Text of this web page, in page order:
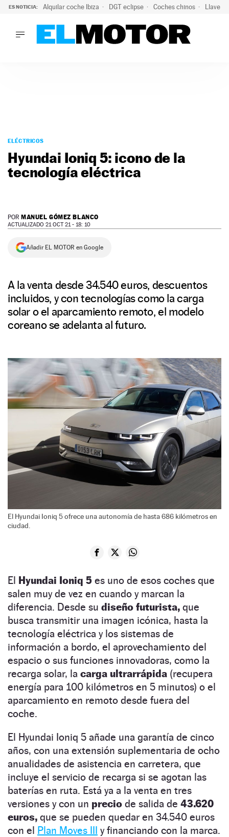
ES NOTICIA: Alquilar coche Ibiza DGT eclipse Coches chinos Llaves
PODCAST
MOTOS
TECNOLOGÍA
SERVICIOS
NEWSLETTER
ELÉCTRICOS
Hyundai Ioniq 5: icono de la
tecnología eléctrica
POR MANUEL GÓMEZ BLANCO
ACTUALIZADO 21 OCT 21 - 18: 10
Añadir EL MOTOR en Google
A la venta desde 34.540 euros, descuentos
incluidos, y con tecnologías como la carga
solar o el aparcamiento remoto, el modelo
coreano se adelanta al futuro.
El Hyundai Ioniq 5 ofrece una autonomía de hasta 686 kilómetros en
ciudad.
El Hyundai Ioniq 5 es uno de esos coches que
salen muy de vez en cuando y marcan la
diferencia. Desde su diseño futurista, que
busca transmitir una imagen icónica, hasta la
tecnología eléctrica y los sistemas de
información a bordo, el aprovechamiento del
espacio o sus funciones innovadoras, como la
recarga solar, la carga ultrarrápida (recupera
energía para 100 kilómetros en 5 minutos) o el
aparcamiento en remoto desde fuera del
coche.
El Hyundai Ioniq 5 añade una garantía de cinco
años, con una extensión suplementaria de ocho
anualidades de asistencia en carretera, que
incluye el servicio de recarga si se agotan las
baterías en ruta. Está ya a la venta en tres
versiones y con un precio de salida de 43.620
euros, que se pueden quedar en 34.540 euros
con el Plan Moves III y financiando con la marca.